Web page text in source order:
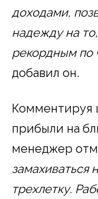
доходами,
надежду на
рекордным по
добавил он.
Комментируя
прибыли на
менеджер
трехлетку.